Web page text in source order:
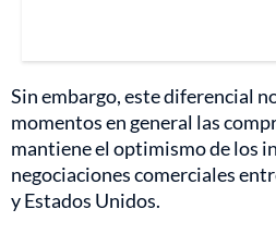
Sin embargo, este diferencial
momentos en general las
mantiene el optimismo de los
negociaciones comerciales
y Estados Unidos.